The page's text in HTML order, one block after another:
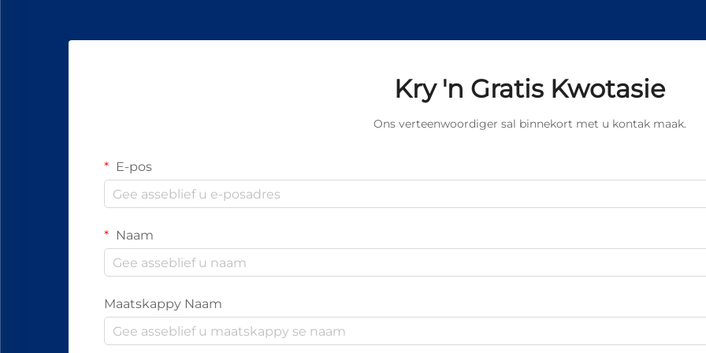
Kry 'n Gratis Kwotasie
Ons verteenwoordiger sal binnekort met u kontak maak.
E-pos
Naam
Maatskappy Naam